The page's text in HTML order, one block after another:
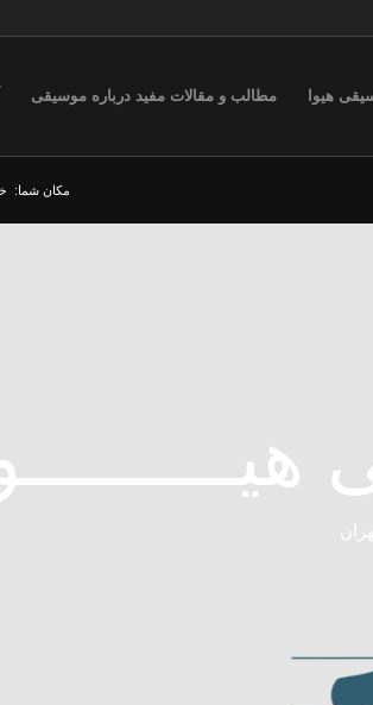
هیوا مطالب و مقالات مفید درباره موسیقی
مکان شما: